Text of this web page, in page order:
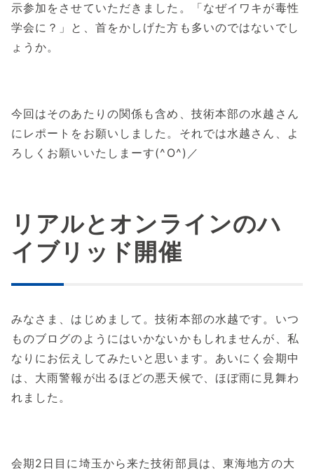
示参加をさせていただきました。「なぜイワキが毒性
学会に？」と、首をかしげた方も多いのではないでし
ょうか。
今回はそのあたりの関係も含め、技術本部の水越さん
にレポートをお願いしました。それでは水越さん、よ
ろしくお願いいたしまーす(^O^)／
リアルとオンラインのハ
イブリッド開催
みなさま、はじめまして。技術本部の水越です。いつ
ものブログのようにはいかないかもしれませんが、私
なりにお伝えしてみたいと思います。あいにく会期中
は、大雨警報が出るほどの悪天候で、ほぼ雨に見舞わ
れました。
会期2日目に埼玉から来た技術部員は、東海地方の大